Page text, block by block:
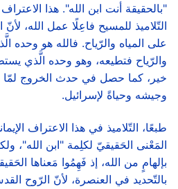
"بالحقيقة أنت ابن الله". هذا الاعتراف
التّلاميذ للمسيح فاعِلًا عمل الله،
على المياه والرّياح. فالله هو وحده
والرّياح فتطيعه، وهو وحده الَّذي
خير، كما حصل في حدث الخروج لمّا
وجيشه وحياةً لإسرائيل.
طبعًا، التّلاميذ في هذا الاعتراف
المَعْنى الحَقيقيّ لكلِمة "ابن الله"،
بإلهامٍ من الله، إذ فَهِمُوا مَعناها
بالتّحديد في العنصرة، لأنّ الرّوح